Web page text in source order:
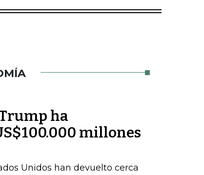
ha
millones
Unidos han devuelto cerca